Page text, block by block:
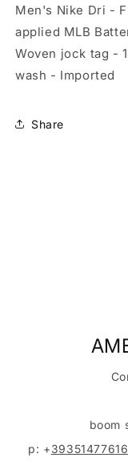
Guardians
Men's Nike Dri -
applied MLB
Woven jock tag -
wash - Imported
Share
boom
p: +